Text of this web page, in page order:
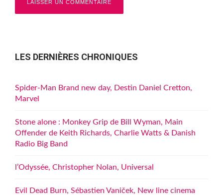
LES DERNIÈRES CHRONIQUES
Spider-Man Brand new day, Destin Daniel Cretton,
Marvel
Stone alone : Monkey Grip de Bill Wyman, Main
Offender de Keith Richards, Charlie Watts & Danish
Radio Big Band
l’Odyssée, Christopher Nolan, Universal
Evil Dead Burn, Sébastien Vaniček, New line cinema